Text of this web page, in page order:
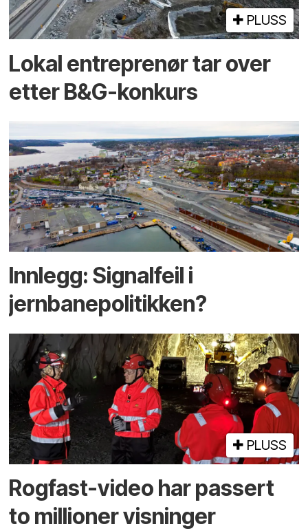
PLUSS
Lokal entreprenør tar over
etter B&G-konkurs
Innlegg: Signalfeil i
jernbanepolitikken?
PLUSS
Rogfast-video har passert
to millioner visninger